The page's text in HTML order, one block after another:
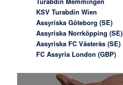
KSV Turabdin Wien
Assyriska Göteborg (SE)
Assyriska Norrköpping (SE)
Assyriska FC Västerås (SE)
FC Assyria London (GBP)